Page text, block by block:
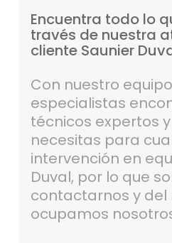
Encuentra todo lo
través de nuestra
cliente Saunier
Con nuestro
especialistas
técnicos expertos
necesitas para
intervención en
Duval, por lo que
contactarnos y del
ocupamos